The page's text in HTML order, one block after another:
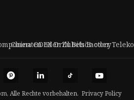
oder Zubehör oder
China ODEX Drill Bits Factory
Alle Rechte vorbehalten. Privacy Policy